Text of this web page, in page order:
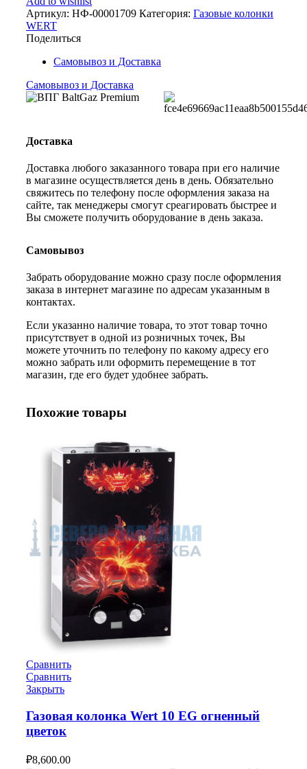
Артикул: НФ-00001709 Категория: Газовые колонки
WERT
Поделиться
Самовывоз и Доставка
Самовывоз и Доставка
Доставка
Доставка любого заказанного товара при его наличие
в магазине осуществляется день в день. Обязательно
свяжитесь по телефону после оформления заказа на
сайте, так менеджеры смогут среагировать быстрее и
Вы сможете получить оборудование в день заказа.
Самовывоз
Забрать оборудование можно сразу после оформления
заказа в интернет магазине по адресам указанным в
контактах.
Если указанно наличие товара, то этот товар точно
присутствует в одной из розничных точек, Вы
можете уточнить по телефону по какому адресу его
можно забрать или оформить перемещение в тот
магазин, где его будет удобнее забрать.
Похожие товары
Сравнить
Сравнить
Закрыть
Газовая колонка Wert 10 EG огненный
цветок
₽8,600.00